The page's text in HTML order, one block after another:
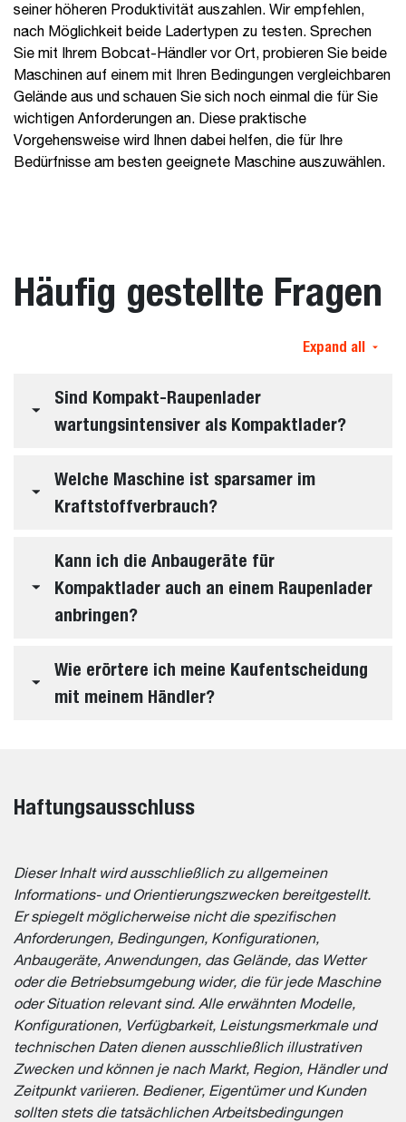
seiner höheren Produktivität auszahlen. Wir empfehlen,
nach Möglichkeit beide Ladertypen zu testen. Sprechen
Sie mit Ihrem Bobcat-Händler vor Ort, probieren Sie beide
Maschinen auf einem mit Ihren Bedingungen vergleichbaren
Gelände aus und schauen Sie sich noch einmal die für Sie
wichtigen Anforderungen an. Diese praktische
Vorgehensweise wird Ihnen dabei helfen, die für Ihre
Bedürfnisse am besten geeignete Maschine auszuwählen.
Häufig gestellte Fragen
Expand all
Sind Kompakt-Raupenlader
wartungsintensiver als Kompaktlader?
Welche Maschine ist sparsamer im
Kraftstoffverbrauch?
Kann ich die Anbaugeräte für
Kompaktlader auch an einem Raupenlader
anbringen?
Wie erörtere ich meine Kaufentscheidung
mit meinem Händler?
Haftungsausschluss
Dieser Inhalt wird ausschließlich zu allgemeinen
Informations- und Orientierungszwecken bereitgestellt.
Er spiegelt möglicherweise nicht die spezifischen
Anforderungen, Bedingungen, Konfigurationen,
Anbaugeräte, Anwendungen, das Gelände, das Wetter
oder die Betriebsumgebung wider, die für jede Maschine
oder Situation relevant sind. Alle erwähnten Modelle,
Konfigurationen, Verfügbarkeit, Leistungsmerkmale und
technischen Daten dienen ausschließlich illustrativen
Zwecken und können je nach Markt, Region, Händler und
Zeitpunkt variieren. Bediener, Eigentümer und Kunden
sollten stets die tatsächlichen Arbeitsbedingungen